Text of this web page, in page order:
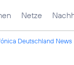
Netze
Deutschland News